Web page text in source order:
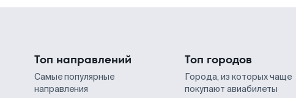
Топ направлений
Самые популярные
направления
Топ городов
Города, из которых чаще
покупают авиабилеты